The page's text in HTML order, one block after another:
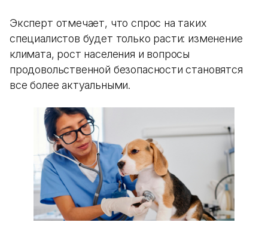
Эксперт отмечает, что спрос на таких
специалистов будет только расти: изменение
климата, рост населения и вопросы
продовольственной безопасности становятся
все более актуальными.